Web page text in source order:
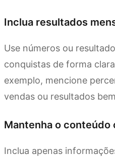
Inclua resultados
Use números ou
conquistas de forma
exemplo, mencione
vendas ou resultados
Mantenha o
Inclua apenas